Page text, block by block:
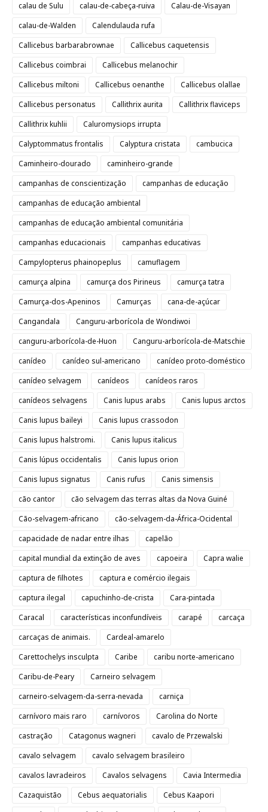
calau de Sulu
calau-de-cabeça-ruiva
Calau-de-Visayan
calau-de-Walden
Calendulauda rufa
Callicebus barbarabrownae
Callicebus caquetensis
Callicebus coimbrai
Callicebus melanochir
Callicebus miltoni
Callicebus oenanthe
Callicebus olallae
Callicebus personatus
Callithrix aurita
Callithrix flaviceps
Callithrix kuhlii
Caluromysiops irrupta
Calyptommatus frontalis
Calyptura cristata
cambucica
Caminheiro-dourado
caminheiro-grande
campanhas de conscientização
campanhas de educação
campanhas de educação ambiental
campanhas de educação ambiental comunitária
campanhas educacionais
campanhas educativas
Campylopterus phainopeplus
camuflagem
camurça alpina
camurça dos Pirineus
camurça tatra
Camurça-dos-Apeninos
Camurças
cana-de-açúcar
Cangandala
Canguru-arborícola de Wondiwoi
canguru-arborícola-de-Huon
Canguru-arborícola-de-Matschie
canídeo
canídeo sul-americano
canídeo proto-doméstico
canídeo selvagem
canídeos
canídeos raros
canídeos selvagens
Canis lupus arabs
Canis lupus arctos
Canis lupus baileyi
Canis lupus crassodon
Canis lupus halstromi.
Canis lupus italicus
Canis lúpus occidentalis
Canis lupus orion
Canis lupus signatus
Canis rufus
Canis simensis
cão cantor
cão selvagem das terras altas da Nova Guiné
Cão-selvagem-africano
cão-selvagem-da-África-Ocidental
capacidade de nadar entre ilhas
capelão
capital mundial da extinção de aves
capoeira
Capra walie
captura de filhotes
captura e comércio ilegais
captura ilegal
capuchinho-de-crista
Cara-pintada
Caracal
características inconfundíveis carapé
carcaça
carcaças de animais.
Cardeal-amarelo
Carettochelys insculpta
Caribe
caribu norte-americano
Caribu-de-Peary
Carneiro selvagem
carneiro-selvagem-da-serra-nevada
carniça
carnívoro mais raro
carnívoros
Carolina do Norte
castração
Catagonus wagneri
cavalo de Przewalski
cavalo selvagem
cavalo selvagem brasileiro
cavalos lavradeiros
Cavalos selvagens
Cavia Intermedia
Cazaquistão
Cebus aequatorialis
Cebus Kaapori